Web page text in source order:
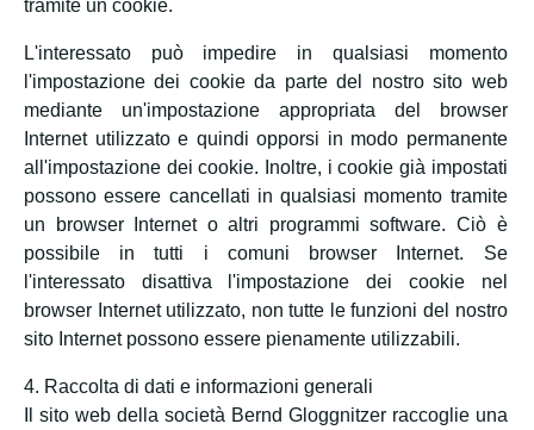
tramite un cookie.
L'interessato può impedire in qualsiasi momento
l'impostazione dei cookie da parte del nostro sito web
mediante un'impostazione appropriata del browser
Internet utilizzato e quindi opporsi in modo permanente
all'impostazione dei cookie. Inoltre, i cookie già impostati
possono essere cancellati in qualsiasi momento tramite
un browser Internet o altri programmi software. Ciò è
possibile in tutti i comuni browser Internet. Se
l'interessato disattiva l'impostazione dei cookie nel
browser Internet utilizzato, non tutte le funzioni del nostro
sito Internet possono essere pienamente utilizzabili.
4. Raccolta di dati e informazioni generali
Il sito web della società Bernd Gloggnitzer raccoglie una